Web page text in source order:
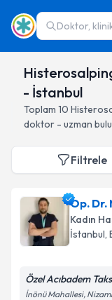
Doktor,
- İstanbul
Toplam 10
doktor - uzman
Filtrele
Op. Dr.
Kadın
İstanbul,
Özel Acıbadem
İnönü Mahallesi,